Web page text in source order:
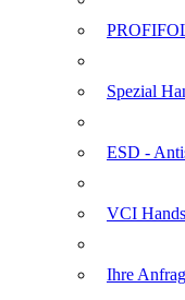
Spezial
ESD -
VCI
Ihre